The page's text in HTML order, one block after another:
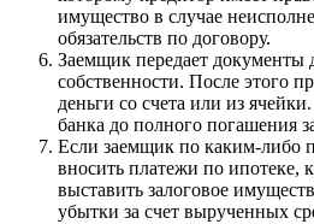
имущество в случае
обязательств по договору.
Заемщик передает документы
собственности. После этого
деньги со счета или из
банка до полного погашения
Если заемщик по каким-либо
вносить платежи по ипотеке,
выставить залоговое
убытки за счет вырученных